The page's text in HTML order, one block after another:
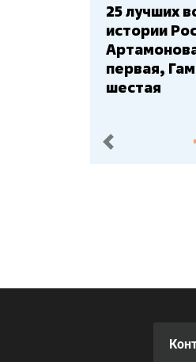
25 лучших
истории
первая,
шестая
пред.